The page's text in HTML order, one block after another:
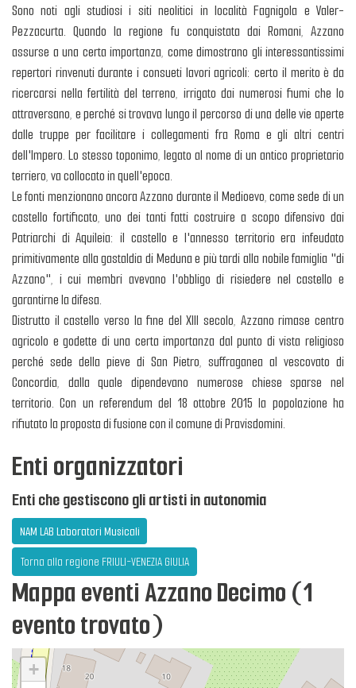
Sono noti agli studiosi i siti neolitici in località Fagnigola e Valer-
Pezzacurta. Quando la regione fu conquistata dai Romani, Azzano
assurse a una certa importanza, come dimostrano gli interessantissimi
repertori rinvenuti durante i consueti lavori agricoli: certo il merito è da
ricercarsi nella fertilità del terreno, irrigato dai numerosi fiumi che lo
attraversano, e perché si trovava lungo il percorso di una delle vie aperte
dalle truppe per facilitare i collegamenti fra Roma e gli altri centri
dell'Impero. Lo stesso toponimo, legato al nome di un antico proprietario
terriero, va collocato in quell'epoca.
Le fonti menzionano ancora Azzano durante il Medioevo, come sede di un
castello fortificato, uno dei tanti fatti costruire a scopo difensivo dai
Patriarchi di Aquileia: il castello e l'annesso territorio era infeudato
primitivamente alla gastaldia di Meduna e più tardi alla nobile famiglia "di
Azzano", i cui membri avevano l'obbligo di risiedere nel castello e
garantirne la difesa.
Distrutto il castello verso la fine del XIII secolo, Azzano rimase centro
agricolo e godette di una certa importanza dal punto di vista religioso
perché sede della pieve di San Pietro, suffraganea al vescovato di
Concordia, dalla quale dipendevano numerose chiese sparse nel
territorio. Con un referendum del 18 ottobre 2015 la popolazione ha
rifiutato la proposta di fusione con il comune di Pravisdomini.
Enti organizzatori
Enti che gestiscono gli artisti in autonomia
NAM LAB Laboratori Musicali
Torna alla regione FRIULI-VENEZIA GIULIA
Mappa eventi Azzano Decimo (1
evento trovato)
+